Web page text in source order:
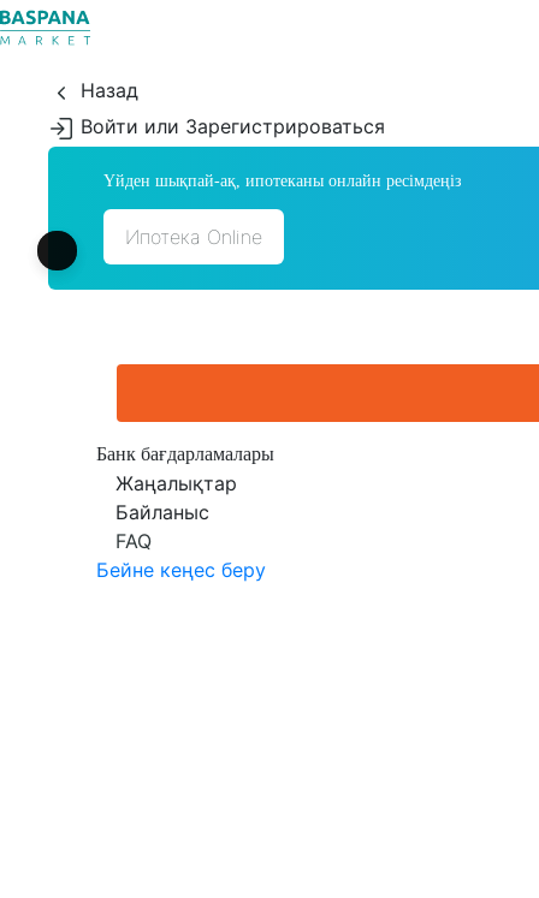
Назад
Войти или Зарегистрироваться
Үйден шықпай-ақ, ипотеканы онлайн ресімдеңіз
Ипотека Online
Банк бағдарламалары
Жаңалықтар
Байланыс
FAQ
Бейне кеңес беру